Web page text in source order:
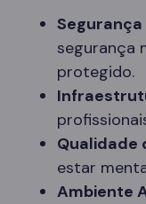
segurança
protegido.
Qualidade
estar
Ambiente